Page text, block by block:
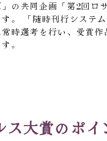
の共同企画「第2回ロ
。 「随時刊行システム
時選考を行い、受賞作
。
ス大賞のポイ